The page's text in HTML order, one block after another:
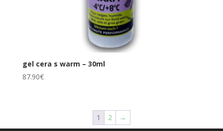
gel cera s warm – 30ml
87.90€
1 2 →